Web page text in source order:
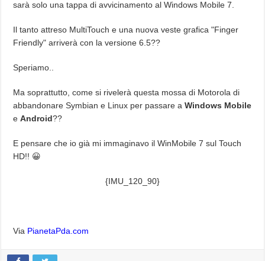
sarà solo una tappa di avvicinamento al Windows Mobile 7.
Il tanto attreso MultiTouch e una nuova veste grafica "Finger
Friendly" arriverà con la versione 6.5??
Speriamo..
Ma soprattutto, come si rivelerà questa mossa di Motorola di
abbandonare Symbian e Linux per passare aWindows Mobile
eAndroid??
E pensare che io già mi immaginavo il WinMobile 7 sul Touch
HD!! 😀
{IMU_120_90}
Via PianetaPda.com